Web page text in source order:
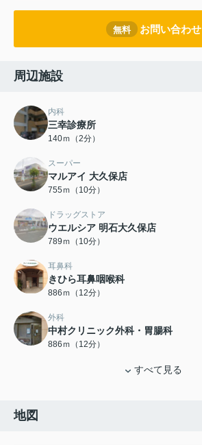
無料 お問い合わせ
周辺施設
内科
三幸診療所
140ｍ（2分）
スーパー
マルアイ 大久保店
755ｍ（10分）
ドラッグストア
ウエルシア 明石大久保店
789ｍ（10分）
耳鼻科
きひら耳鼻咽喉科
886ｍ（12分）
外科
中村クリニック外科・胃腸科
886ｍ（12分）
すべて見る
地図